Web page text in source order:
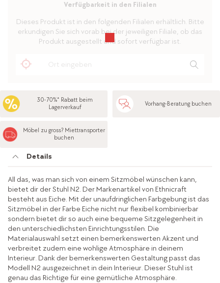
Verfügbarkeit in den Filialen
Dieses Produkt ist in den folgenden Filialen erhältlich. Bitte
erkundigen Sie sich vorab bei der jeweiligen Filiale, ob das
Produkt ausgestellt und sofort verfügbar ist.
30-70%* Rabatt beim
Lagerverkauf
Vorhang-Beratung buchen
Möbel zu gross? Miettransporter
buchen
Details
All das, was man sich von einem Sitzmöbel wünschen kann,
bietet dir der Stuhl N2. Der Markenartikel von Ethnicraft
besteht aus Eiche. Mit der unaufdringlichen Farbgebung ist das
Sitzmöbel in der Farbe Eiche nicht nur flexibel kombinierbar
sondern bietet dir so auch eine bequeme Sitzgelegenheit in
den unterschiedlichsten Einrichtungsstilen. Die
Materialauswahl setzt einen bemerkenswerten Akzent und
verbreitet zudem eine wohlige Atmosphäre in deinem
Interieur. Dank der bemerkenswerten Gestaltung passt das
Modell N2 ausgezeichnet in dein Interieur. Dieser Stuhl ist
genau das Richtige für eine gemütliche Atmosphäre.